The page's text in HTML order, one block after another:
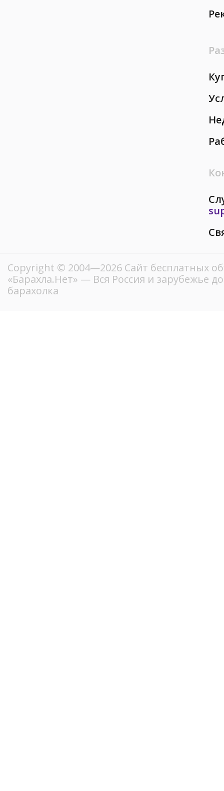
Copyright © 2004—2026 Сайт бесплатных
«Барахла.Нет» — Вся Россия и зарубежье
барахолка